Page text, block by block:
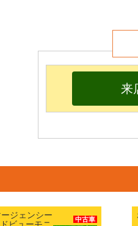
来
ムＧ Ｌター
中古車